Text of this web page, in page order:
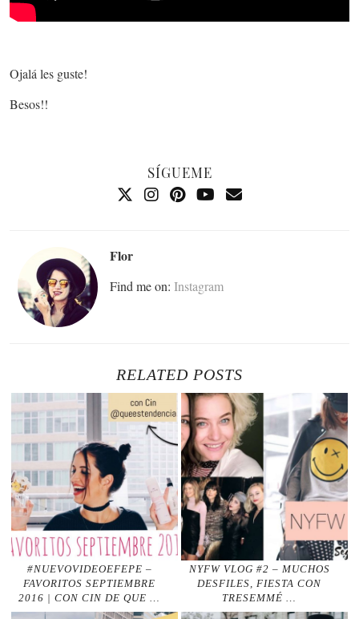
Ojalá les guste!
Besos!!
SÍGUEME
Flor
Find me on: Instagram
RELATED POSTS
#NUEVOVIDEOEFEPE –
FAVORITOS SEPTIEMBRE
2016 | CON CIN DE QUE …
NYFW VLOG #2 – MUCHOS
DESFILES, FIESTA CON
TRESEMMÉ …